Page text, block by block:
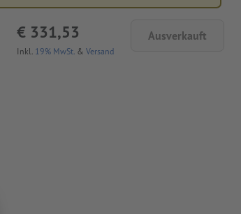
Inkl. 19% MwSt. & Versand
€ 331,53 Ausverkauft